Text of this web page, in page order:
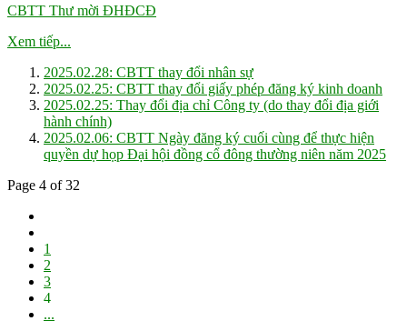
CBTT Thư mời ĐHĐCĐ
Xem tiếp...
2025.02.28: CBTT thay đổi nhân sự
2025.02.25: CBTT thay đổi giấy phép đăng ký kinh doanh
2025.02.25: Thay đổi địa chỉ Công ty (do thay đổi địa giới
hành chính)
2025.02.06: CBTT Ngày đăng ký cuối cùng để thực hiện
quyền dự họp Đại hội đồng cổ đông thường niên năm 2025
Page 4 of 32
1
2
3
4
...